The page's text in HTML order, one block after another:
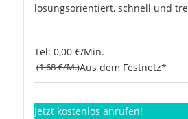
lösungsorientiert, schnell und
Tel: 0,00 €/Min.
(1.68 €/M.)Aus dem Festnetz*
Jetzt kostenlos anrufen!